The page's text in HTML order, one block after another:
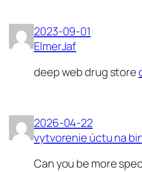
2023-09-01
ElmerJaf
deep web drug store
2026-04-22
vytvorenie úctu na
Can you be more